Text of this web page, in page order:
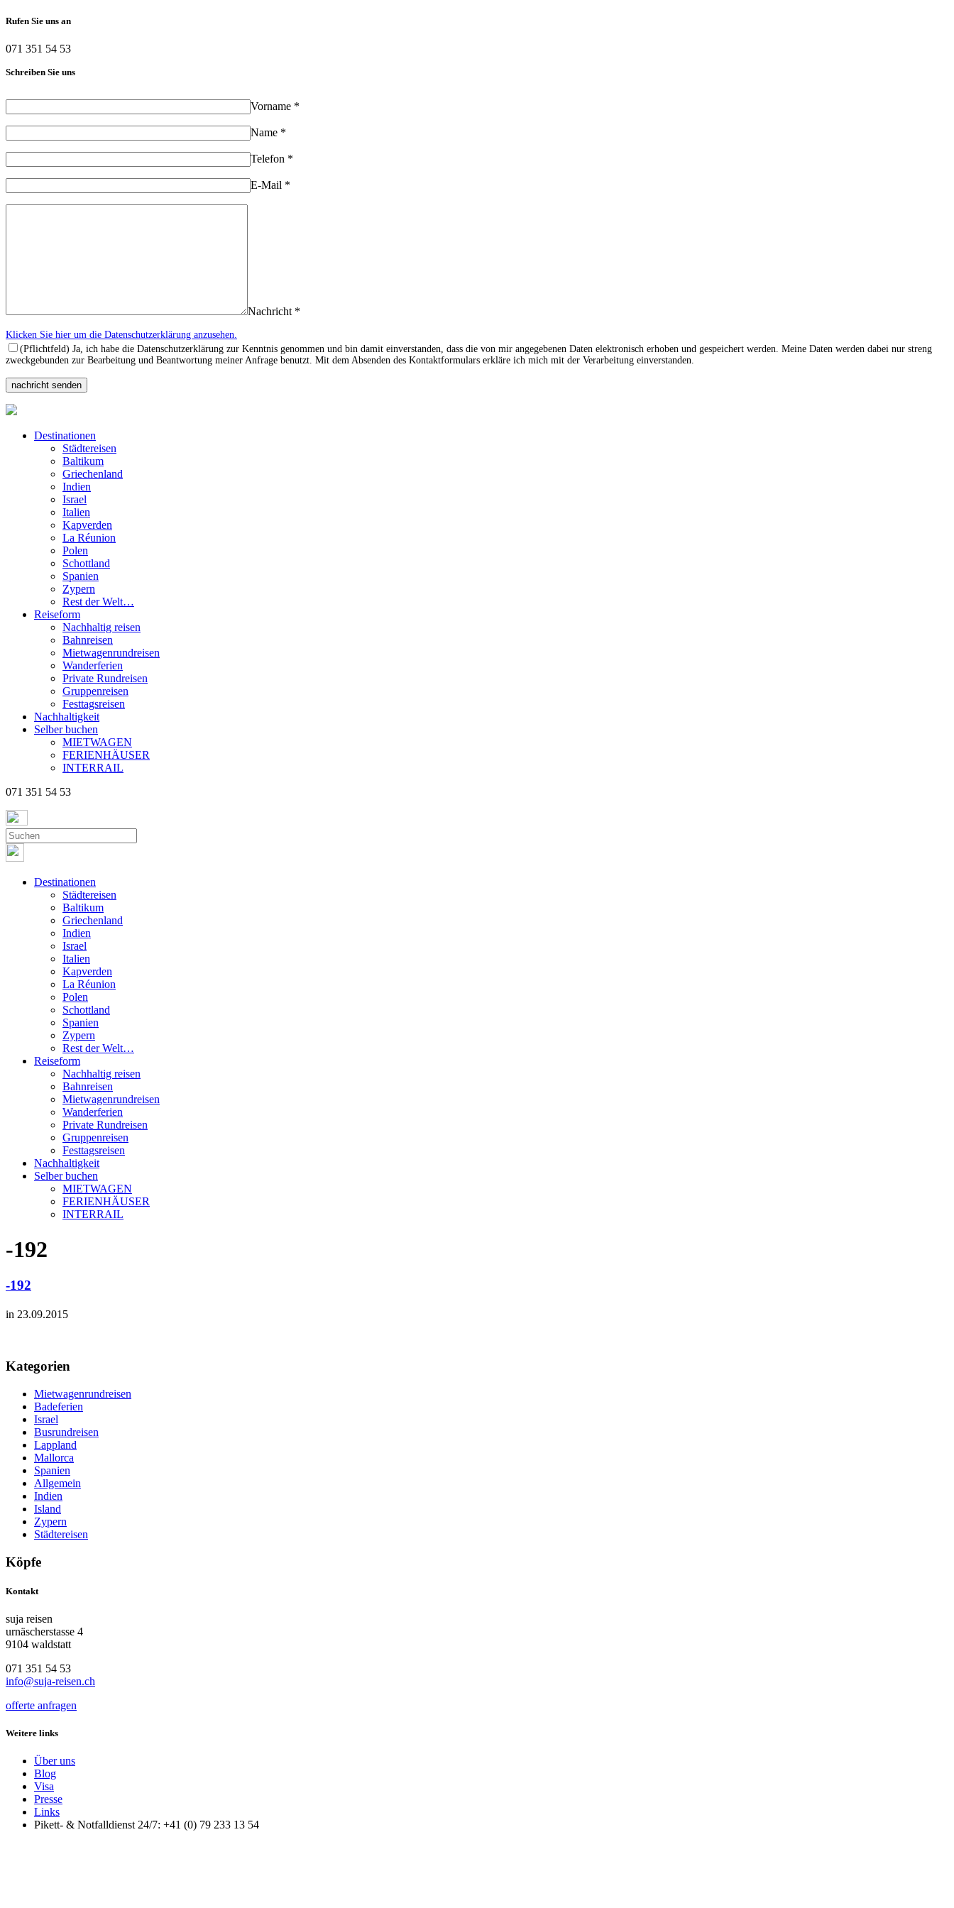
Rufen Sie uns an
071 351 54 53
Schreiben Sie uns
Vorname *
Name *
Telefon *
E-Mail *
Nachricht *
Klicken Sie hier um die Datenschutzerklärung anzusehen.
(Pflichtfeld) Ja, ich habe die Datenschutzerklärung zur Kenntnis genommen und bin damit einverstanden, dass die von mir angegebenen Daten elektronisch erhoben und gespeichert werden. Meine Daten werden dabei nur streng
zweckgebunden zur Bearbeitung und Beantwortung meiner Anfrage benutzt. Mit dem Absenden des Kontaktformulars erkläre ich mich mit der Verarbeitung einverstanden.
Destinationen
Städtereisen
Baltikum
Griechenland
Indien
Israel
Italien
Kapverden
La Réunion
Polen
Schottland
Spanien
Zypern
Rest der Welt…
Reiseform
Nachhaltig reisen
Bahnreisen
Mietwagenrundreisen
Wanderferien
Private Rundreisen
Gruppenreisen
Festtagsreisen
Nachhaltigkeit
Selber buchen
MIETWAGEN
FERIENHÄUSER
INTERRAIL
071 351 54 53
Destinationen
Städtereisen
Baltikum
Griechenland
Indien
Israel
Italien
Kapverden
La Réunion
Polen
Schottland
Spanien
Zypern
Rest der Welt…
Reiseform
Nachhaltig reisen
Bahnreisen
Mietwagenrundreisen
Wanderferien
Private Rundreisen
Gruppenreisen
Festtagsreisen
Nachhaltigkeit
Selber buchen
MIETWAGEN
FERIENHÄUSER
INTERRAIL
-192
-192
in 23.09.2015
Kategorien
Mietwagenrundreisen
Badeferien
Israel
Busrundreisen
Lappland
Mallorca
Spanien
Allgemein
Indien
Island
Zypern
Städtereisen
Köpfe
Kontakt
suja reisen
urnäscherstasse 4
9104 waldstatt
071 351 54 53
info@suja-reisen.ch
offerte anfragen
Weitere links
Über uns
Blog
Visa
Presse
Links
Pikett- & Notfalldienst 24/7: +41 (0) 79 233 13 54